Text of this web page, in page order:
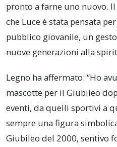
pronto a farne uno nuovo.
che Luce è stata pensata
pubblico giovanile, un
nuove generazioni alla
Legno ha affermato: “Ho
mascotte per il Giubileo
eventi, da quelli sportivi a
sempre una figura
Giubileo del 2000, sentivo